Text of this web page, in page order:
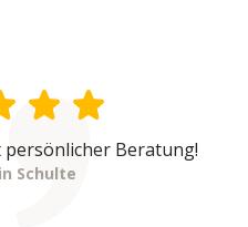
Beratung!
Schulte